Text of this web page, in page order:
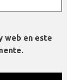
web en este